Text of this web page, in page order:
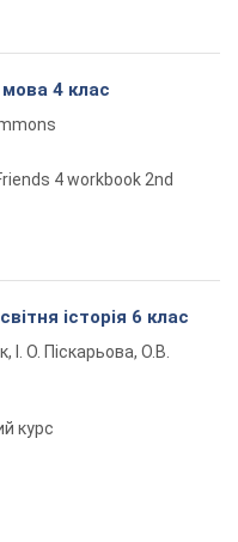
4 клас
4 workbook 2nd
історія 6 клас
І. О. Піскарьова, О.В.
курс